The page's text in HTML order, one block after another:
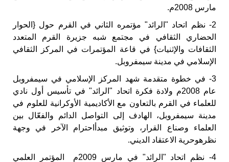
مارس 2008م.
2- نظم اتحاد "الرائد" مؤتمره الثاني في القرم حول {الحوار
الحضاري الثقافي في مجتمع شبه جزيرة القرم المتعدد
الثقافات والإثنيات} في قاعة المؤتمرات في المركز الثقافي
الإسلامي في مدينة سيمفروبل.
3- في خطوة متقدمة شهد المركز الإسلامي في سيمفروبل
عام 2008م ولادة فكرة اتحاد "الرائد" في تأسيس أول نادي
للعلماء في القرم بالتعاون مع الأكاديمية الأوكرانية للعلوم في
مدينة سيمفروبل، الهادف إلى التواصل الدائم والفعّال بين
العلماء وصناع القرار، وتوثيق مبدأاحترام الآخر في وجهة
نظرهوحرية الاعتقاد الديني.
4- نظم اتحاد "الرائد" في مارس 2009م المؤتمر العلمي